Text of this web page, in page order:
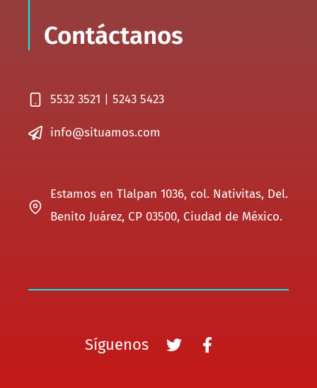
Contáctanos
5532 3521 | 5243 5423
info@situamos.com
Estamos en Tlalpan 1036, col. Nativitas, Del.
Benito Juárez, CP 03500, Ciudad de México.
Síguenos